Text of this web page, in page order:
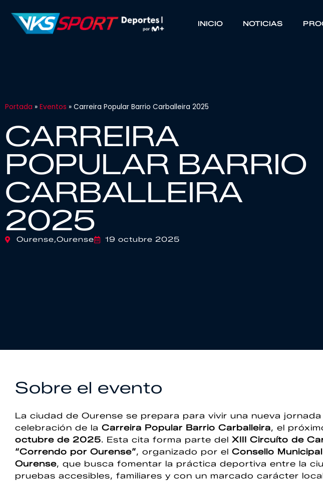
INICIO NOTICIAS
Portada » Eventos » Carreira Popular Barrio Carballeira 2025
CARREIRA
POPULAR BARRIO
CARBALLEIRA
2025
Ourense,Ourense 19 octubre 2025
Sobre el evento
La ciudad de Ourense se prepara para vivir una nueva
celebración de la Carreira Popular Barrio Carballeira, el
octubre de 2025. Esta cita forma parte del XIII Circuíto de
“Correndo por Ourense”, organizado por el Consello
Ourense, que busca fomentar la práctica deportiva entre la
pruebas accesibles, familiares y con un marcado carácter